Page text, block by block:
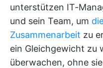
unterstützen IT-
und sein Team, um
Zusammenarbeit zu
ein Gleichgewicht zu
überwachen, ohne